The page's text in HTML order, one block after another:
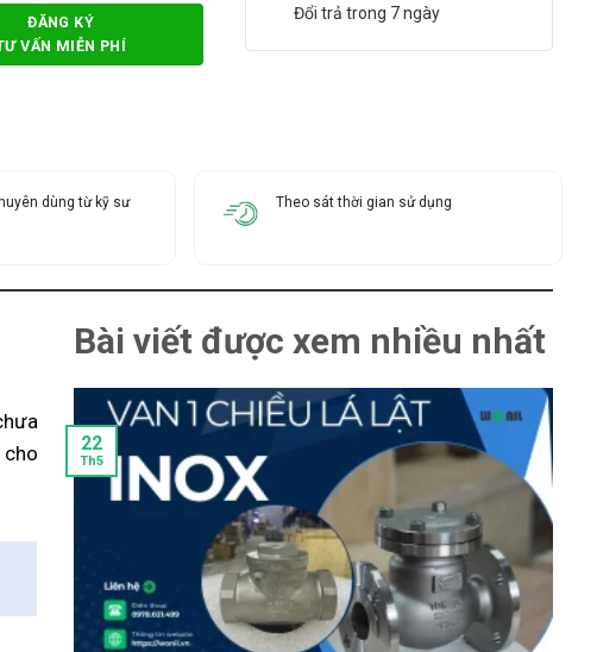
ĐĂNG KÝ
VẤN MIỄN PHÍ
Đổi trả trong 7 ngày
dùng từ kỹ sư Theo sát thời gian sử dụng
cho
Bài viết được xem nhiều nhất
22
Th5